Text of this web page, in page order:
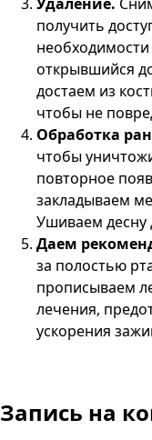
получить
открывшийся
достаем из
чтобы не
Обработка
чтобы
повторное
закладываем
Ушиваем десну
Даем
за полостью
прописываем
лечения,
ускорения
Запись на